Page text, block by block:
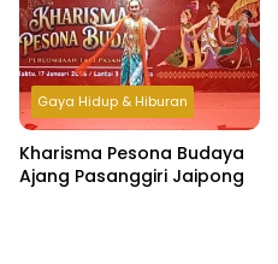
Gaya Hidup & Hiburan
Kharisma Pesona Budaya
Ajang Pasanggiri Jaipong